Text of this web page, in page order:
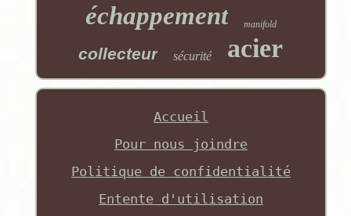
échappement manifold
collecteur sécurité acier
Accueil
Pour nous joindre
Politique de confidentialité
Entente d'utilisation